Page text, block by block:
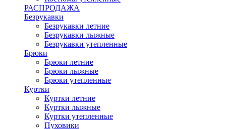
РАСПРОДАЖА
Безрукавки
Безрукавки летние
Безрукавки лыжные
Безрукавки утепленные
Брюки
Брюки летние
Брюки лыжные
Брюки утепленные
Куртки
Куртки летние
Куртки лыжные
Куртки утепленные
Пуховики